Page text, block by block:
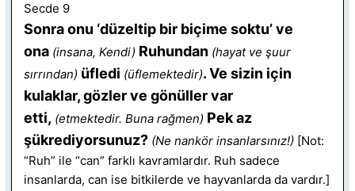
Secde 9
Sonra onu ‘düzeltip bir biçime soktu’ ve
ona (insana, Kendi) Ruhundan (hayat ve şuur
sırrından) üfledi (üflemektedir). Ve sizin için
kulaklar, gözler ve gönüller var
etti, (etmektedir. Buna rağmen) Pek az
şükrediyorsunuz? (Ne nankör insanlarsınız!) [Not:
“Ruh” ile “can” farklı kavramlardır. Ruh sadece
insanlarda, can ise bitkilerde ve hayvanlarda da vardır.]